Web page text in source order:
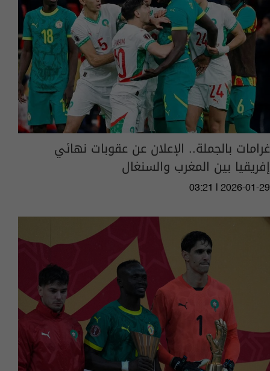
غرامات بالجملة.. الإعلان عن عقوبات نهائي
إفريقيا بين المغرب والسنغال
03:21 | 2026-01-29